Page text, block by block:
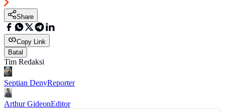
Share
Copy Link
Batal
Tim Redaksi
Septian DenyReporter
Arthur GideonEditor